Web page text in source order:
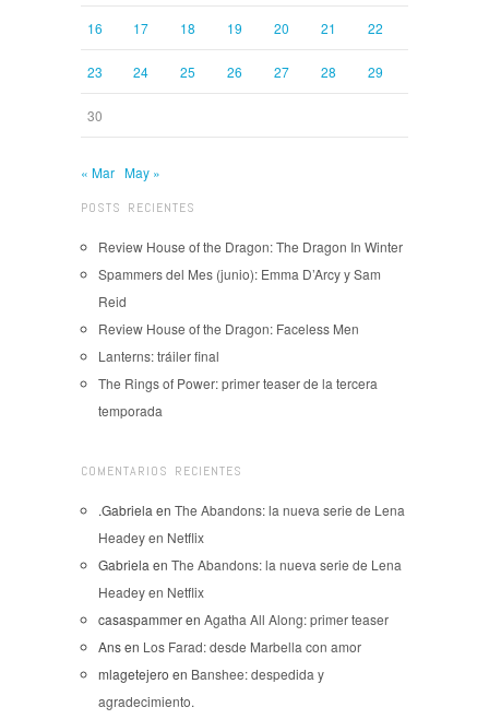
16 17 18 19 20 21 22
23 24 25 26 27 28 29
30
« Mar May »
POSTS RECIENTES
Review House of the Dragon: The Dragon In Winter
Spammers del Mes (junio): Emma D’Arcy y Sam
Reid
Review House of the Dragon: Faceless Men
Lanterns: tráiler final
The Rings of Power: primer teaser de la tercera
temporada
COMENTARIOS RECIENTES
.Gabriela en The Abandons: la nueva serie de Lena
Headey en Netflix
Gabriela en The Abandons: la nueva serie de Lena
Headey en Netflix
casaspammeren Agatha All Along: primer teaser
Ansen Los Farad: desde Marbella con amor
mlagetejero en Banshee: despedida y
agradecimiento.